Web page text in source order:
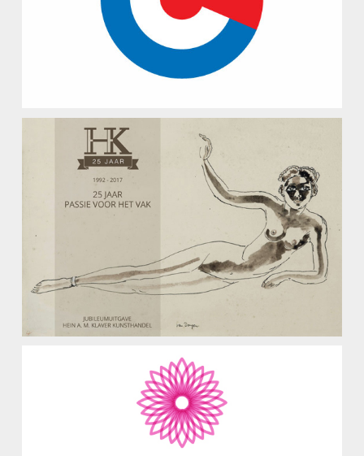
Logo Ontwerp
Hein A.M. Klaver Kunsthandel
Pauline Hartman Praktijk voor Leefstijlcoaching